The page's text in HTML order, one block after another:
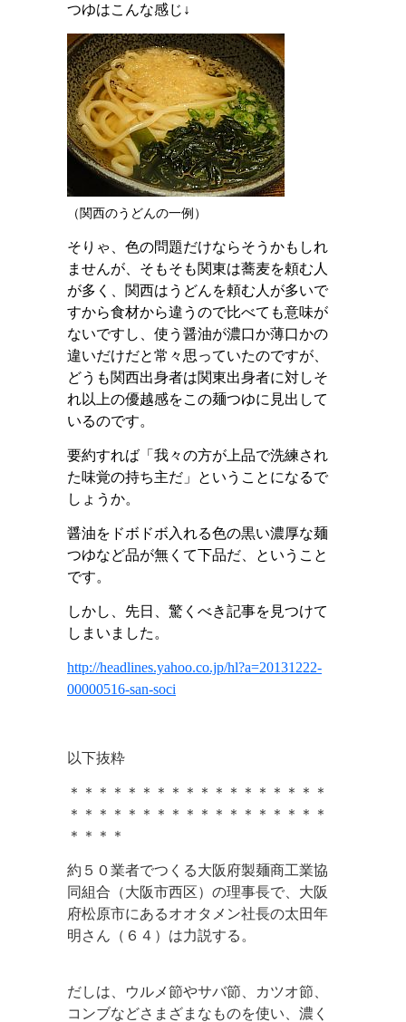
つゆはこんな感じ↓
（関西のうどんの一例）
そりゃ、色の問題だけならそうかもしれ
ませんが、そもそも関東は蕎麦を頼む人
が多く、関西はうどんを頼む人が多いで
すから食材から違うので比べても意味が
ないですし、使う醤油が濃口か薄口かの
違いだけだと常々思っていたのですが、
どうも関西出身者は関東出身者に対しそ
れ以上の優越感をこの麺つゆに見出して
いるのです。
要約すれば「我々の方が上品で洗練され
た味覚の持ち主だ」ということになるで
しょうか。
醤油をドボドボ入れる色の黒い濃厚な麺
つゆなど品が無くて下品だ、ということ
です。
しかし、先日、驚くべき記事を見つけて
しまいました。
http://headlines.yahoo.co.jp/hl?a=20131222-
00000516-san-soci
以下抜粋
＊＊＊＊＊＊＊＊＊＊＊＊＊＊＊＊＊＊
＊＊＊＊＊＊＊＊＊＊＊＊＊＊＊＊＊＊
＊＊＊＊
約５０業者でつくる大阪府製麺商工業協
同組合（大阪市西区）の理事長で、大阪
府松原市にあるオオタメン社長の太田年
明さん（６４）は力説する。
だしは、ウルメ節やサバ節、カツオ節、
コンブなどさまざまなものを使い、濃く